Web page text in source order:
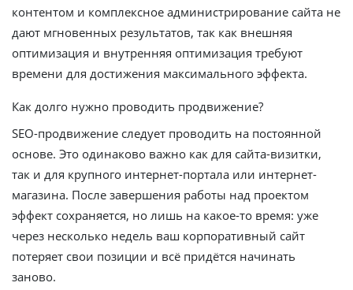
контентом и комплексное администрирование сайта не
дают мгновенных результатов, так как внешняя
оптимизация и внутренняя оптимизация требуют
времени для достижения максимального эффекта.
Как долго нужно проводить продвижение?
SEO-продвижение следует проводить на постоянной
основе. Это одинаково важно как для сайта-визитки,
так и для крупного интернет-портала или интернет-
магазина. После завершения работы над проектом
эффект сохраняется, но лишь на какое-то время: уже
через несколько недель ваш корпоративный сайт
потеряет свои позиции и всё придётся начинать
заново.